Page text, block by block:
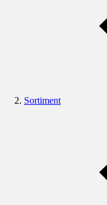
Sortiment